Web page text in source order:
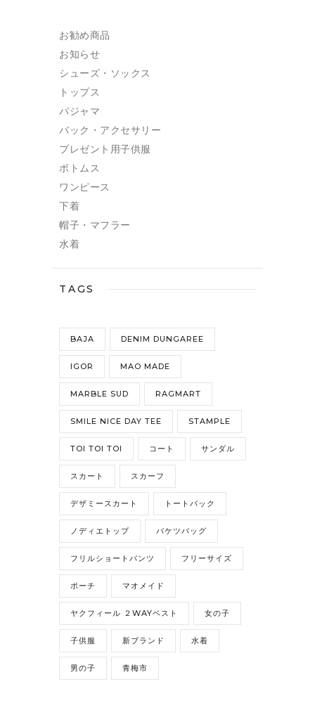
お勧め商品
お知らせ
シューズ・ソックス
トップス
パジャマ
バック・アクセサリー
プレゼント用子供服
ボトムス
ワンピース
下着
帽子・マフラー
水着
TAGS
BAJA DENIM DUNGAREE
IGOR MAO MADE
MARBLE SUD RAGMART
SMILE NICE DAY TEE STAMPLE
TOI TOI TOI コート サンダル
スカート スカーフ
デザミースカート トートバック
ノディエトップ バケツバッグ
フリルショートパンツ フリーサイズ
ポーチ マオメイド
ヤクフィール ２WAYベスト 女の子
子供服 新ブランド 水着
男の子 青梅市